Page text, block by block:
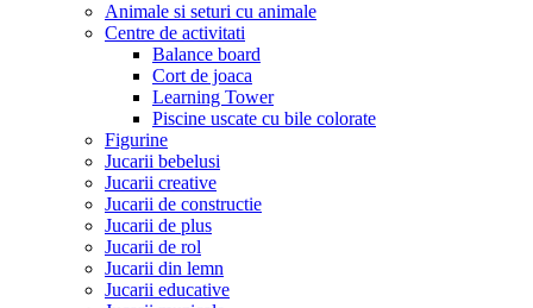
Animale si seturi cu animale
Centre de activitati
Balance board
Cort de joaca
Learning Tower
Piscine uscate cu bile colorate
Figurine
Jucarii bebelusi
Jucarii creative
Jucarii de constructie
Jucarii de plus
Jucarii de rol
Jucarii din lemn
Jucarii educative